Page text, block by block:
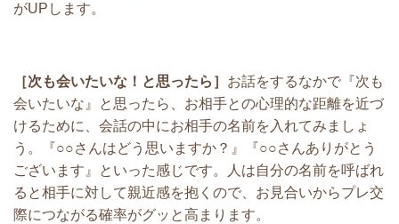
がUPします。
［次も会いたいな！と思ったら］ お話をするなかで『次も
会いたいな』と思ったら、お相手との心理的な距離を近づ
けるために、会話の中にお相手の名前を入れてみましょ
う。『○○さんはどう思いますか？』『○○さんありがとう
ございます』といった感じです。人は自分の名前を呼ばれ
ると相手に対して親近感を抱くので、お見合いからプレ交
際につながる確率がグッと高まります。